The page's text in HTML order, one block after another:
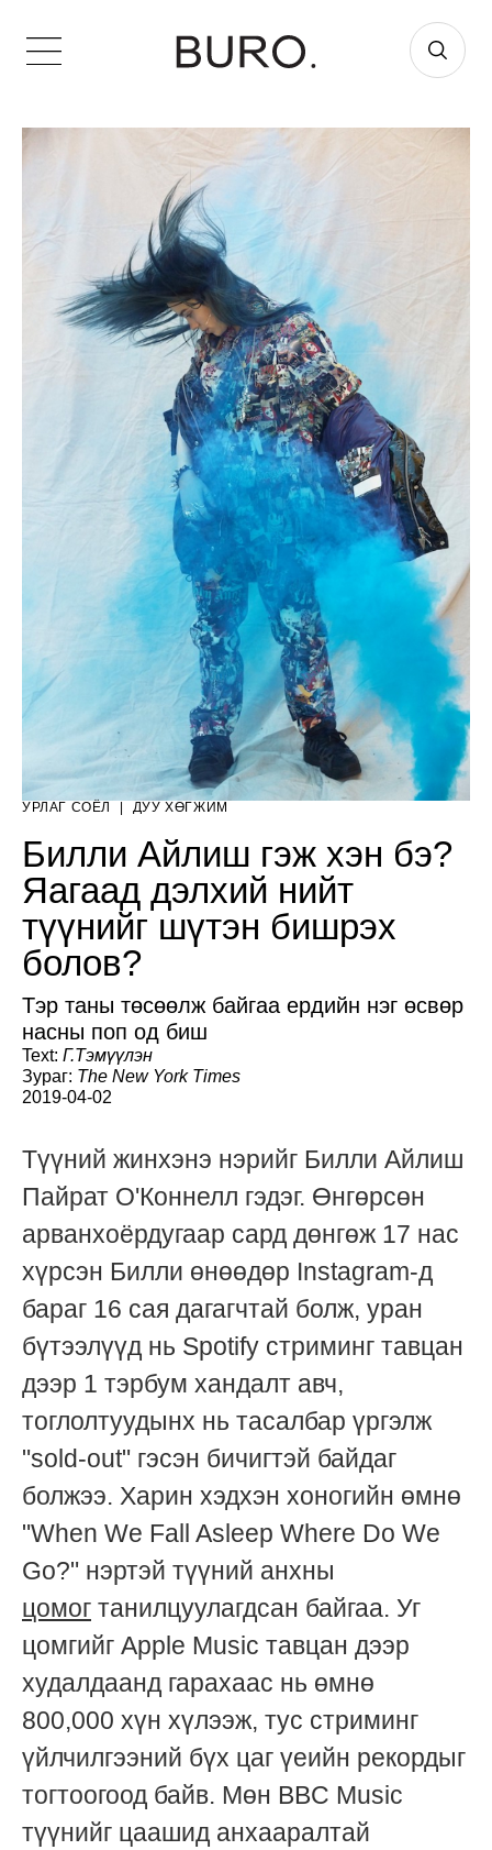
УРЛАГ СОЁЛ ДУУ ХӨГЖИМ
Билли Айлиш гэж хэн бэ?
Яагаад дэлхий нийт
түүнийг шүтэн бишрэх
болов?
Тэр таны төсөөлж байгаа ердийн нэг өсвөр
насны поп од биш
Text: Г.Тэмүүлэн
Зураг: The New York Times
2019-04-02
Tүүний жинхэнэ нэрийг Билли Айлиш
Пайрат О'Коннелл гэдэг. Өнгөрсөн
арванхоёрдугаар сард дөнгөж 17 нас
хүрсэн Билли өнөөдөр Instagram-д
бараг 16 сая дагагчтай болж, уран
бүтээлүүд нь Spotify стриминг тавцан
дээр 1 тэрбум хандалт авч,
тоглолтуудынх нь тасалбар үргэлж
"sold-out" гэсэн бичигтэй байдаг
болжээ. Харин хэдхэн хоногийн өмнө
"When We Fall Asleep Where Do We
Go?" нэртэй түүний анхны
цомог танилцуулагдсан байгаа. Уг
цомгийг Apple Music тавцан дээр
худалдаанд гарахаас нь өмнө
800,000 хүн хүлээж, тус стриминг
үйлчилгээний бүх цаг үеийн рекордыг
тогтоогоод байв. Мөн BBC Music
түүнийг цаашид анхааралтай